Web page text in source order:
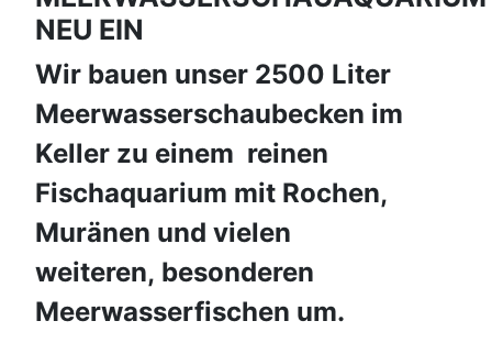
NEU EIN
Wir bauen unser 2500 Liter
Meerwasserschaubecken im
Keller zu einem reinen
Fischaquarium mit Rochen,
Muränen und vielen
weiteren, besonderen
Meerwasserfischen um.